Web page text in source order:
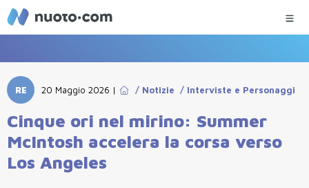
RE 20 Maggio 2026 | / Notizie / Interviste e Personaggi
Cinque ori nel mirino: Summer
McIntosh accelera la corsa verso
Los Angeles